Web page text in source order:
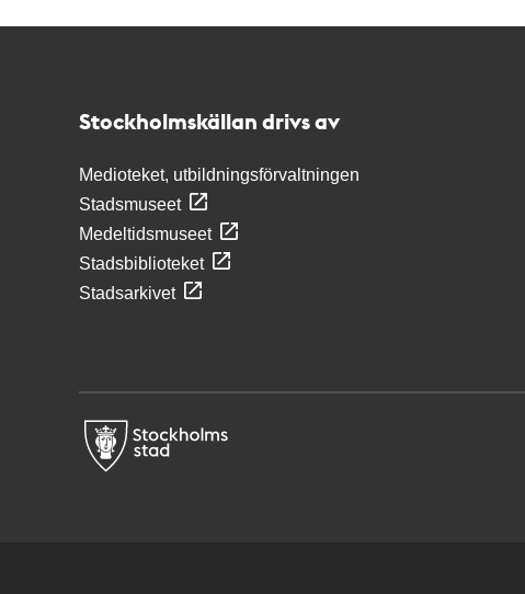
Stockholmskällan drivs av
Medioteket, utbildningsförvaltningen
Stadsmuseet
Medeltidsmuseet
Stadsbiblioteket
Stadsarkivet